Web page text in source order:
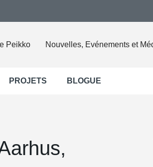
Peikko Nouvelles, Evénements et
PROJETS BLOGUE